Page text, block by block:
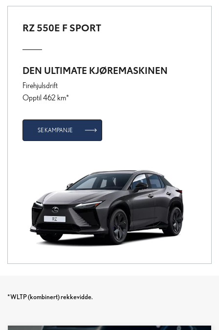
RZ 550E F SPORT
DEN ULTIMATE KJØREMASKINEN
Firehjulsdrift
Opptil 462 km*
SE KAMPANJE
*WLTP (kombinert) rekkevidde.